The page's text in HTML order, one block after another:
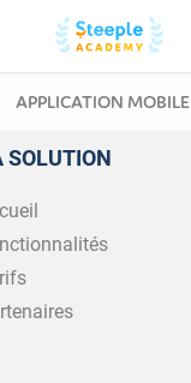
APPLICATION MOBILE
SOLUTION